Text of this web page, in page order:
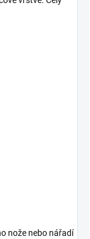
nože nebo nářadí